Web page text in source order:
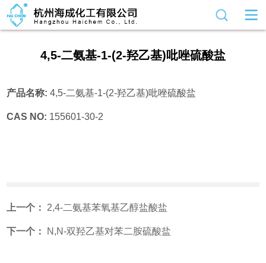
4,5-二氨基-1-(2-羟乙基)吡唑硫酸盐
产品名称:4,5-二氨基-1-(2-羟乙基)吡唑硫酸盐
CAS NO: 155601-30-2
上一个： 2,4-二氨基苯氧基乙醇盐酸盐
下一个： N,N-双羟乙基对苯二胺硫酸盐